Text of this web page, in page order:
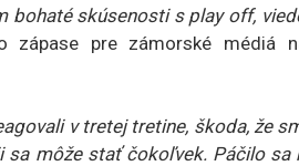
bohaté skúsenosti s play off,
zápase pre zámorské médiá
v tretej tretine, škoda, že
sa môže stať čokoľvek. Páčilo